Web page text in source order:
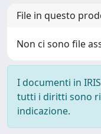
File in questo
Non ci sono file
I documenti in
tutti i diritti sono
indicazione.